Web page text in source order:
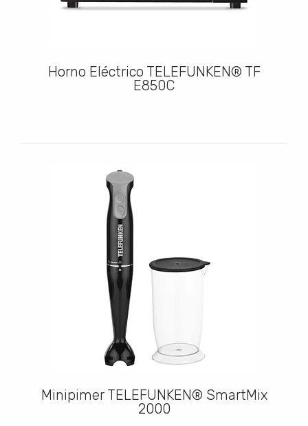
Horno Eléctrico TELEFUNKEN® TF
E850C
Minipimer TELEFUNKEN® SmartMix
2000